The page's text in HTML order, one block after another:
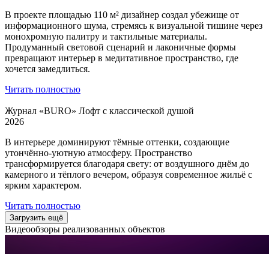
В проекте площадью 110 м² дизайнер создал убежище от
информационного шума, стремясь к визуальной тишине через
монохромную палитру и тактильные материалы.
Продуманный световой сценарий и лаконичные формы
превращают интерьер в медитативное пространство, где
хочется замедлиться.
Читать полностью
Журнал «BURO» Лофт с классической душой
2026
В интерьере доминируют тёмные оттенки, создающие
утончённо-уютную атмосферу. Пространство
трансформируется благодаря свету: от воздушного днём до
камерного и тёплого вечером, образуя современное жильё с
ярким характером.
Читать полностью
Загрузить ещё
Видеообзоры реализованных объектов